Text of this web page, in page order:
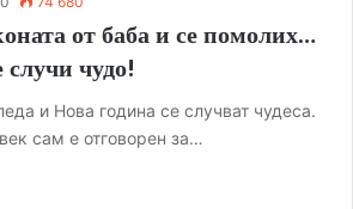
от баба и се помолих…
чудо!
и Нова година се случват чудеса.
сам е отговорен за…